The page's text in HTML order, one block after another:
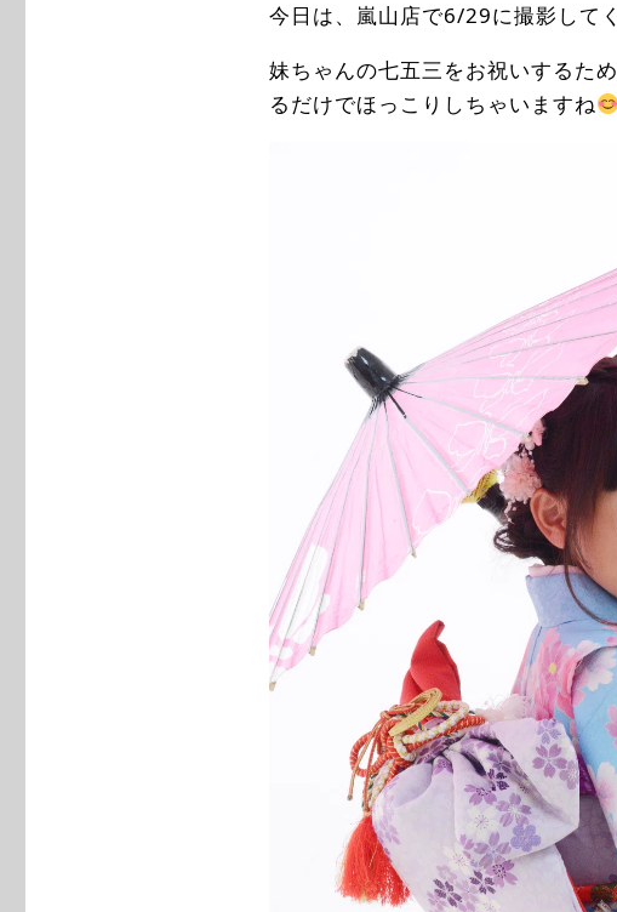
今日は、嵐山店で6/29に撮影して
妹ちゃんの七五三をお祝いするた
るだけでほっこりしちゃいますね